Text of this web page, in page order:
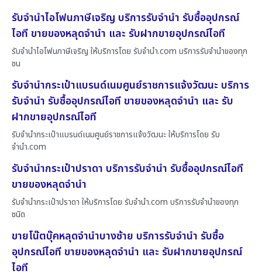
รับจำนำไอโฟนภาษีเจริญ บริการรับจำนำ รับซื้ออุปกรณ์
ไอที ขายของหลุดจำนำ และ รับฝากขายอุปกรณ์ไอที
รับจำนำไอโฟนภาษีเจริญ ให้บริการโดย รับจํานํา.com บริการรับจำนำของทุก
ชน
รับจำนำกระเป๋าแบรนด์เนมศูนย์ราชการแจ้งวัฒนะ บริการ
รับจำนำ รับซื้ออุปกรณ์ไอที ขายของหลุดจำนำ และ รับ
ฝากขายอุปกรณ์ไอที
รับจำนำกระเป๋าแบรนด์เนมศูนย์ราชการแจ้งวัฒนะ ให้บริการโดย รับ
จํานํา.com
รับจำนำกระเป๋าปราดา บริการรับจำนำ รับซื้ออุปกรณ์ไอที
ขายของหลุดจำนำ
รับจำนำกระเป๋าปราดา ให้บริการโดย รับจํานํา.com บริการรับจำนำของทุก
ชนิด
ขายโน๊ตบุ๊คหลุดจำนำบางซ้าย บริการรับจำนำ รับซื้อ
อุปกรณ์ไอที ขายของหลุดจำนำ และ รับฝากขายอุปกรณ์
ไอที